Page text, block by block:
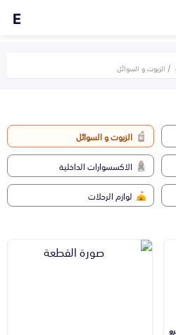
E
الزيوت و السوائل
الزيوت و السوائل
الاكسسوارات الداخلية
لوازم الرحلات